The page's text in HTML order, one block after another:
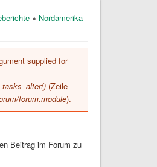
» Nordamerika
supplied for
(Zeile
forum.module).
Beitrag im Forum zu